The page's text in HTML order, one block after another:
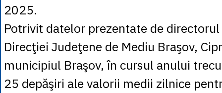
2025.
Potrivit datelor prezentate de
Direcţiei Judeţene de Mediu Braşov,
municipiul Braşov, în cursul anului
25 depăşiri ale valorii medii zilnice